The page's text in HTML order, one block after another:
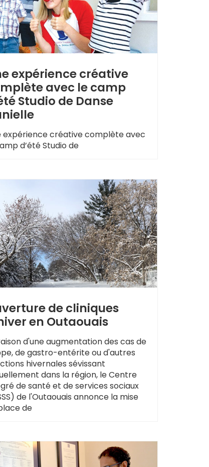
expérience créative
avec le camp
Studio de Danse
expérience créative complète avec
d’été Studio de
de cliniques
en Outaouais
d'une augmentation des cas de
de gastro-entérite ou d'autres
hivernales sévissant
dans la région, le Centre
de santé et de services sociaux
de l'Outaouais annonce la mise
de